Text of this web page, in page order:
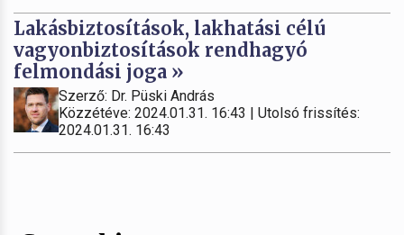
Lakásbiztosítások, lakhatási célú
vagyonbiztosítások rendhagyó
felmondási joga »
Szerző: Dr. Püski András
Közzétéve: 2024.01.31. 16:43 | Utolsó frissítés:
2024.01.31. 16:43